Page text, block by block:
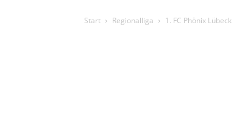
Start Regionalliga 1. FC Phönix Lübeck